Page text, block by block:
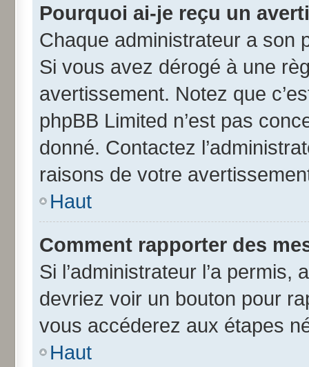
Pourquoi ai-je reçu un
Chaque administrateur a son
Si vous avez dérogé à une
avertissement. Notez que
phpBB Limited n’est pas
donné. Contactez
raisons de votre
Haut
Comment rapporter des
Si l’administrateur l’a
devriez voir un bouton pour
vous accéderez aux étapes
Haut